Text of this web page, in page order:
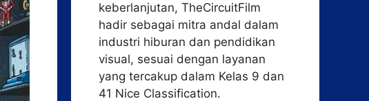
keberlanjutan, TheCircuitFilm
hadir sebagai mitra andal dalam
industri hiburan dan pendidikan
visual, sesuai dengan layanan
yang tercakup dalam Kelas 9 dan
41 Nice Classification.